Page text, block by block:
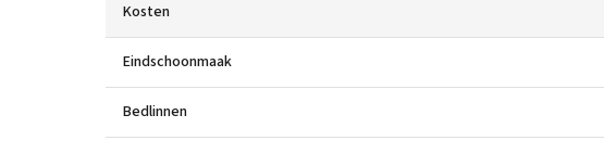
Kosten
Eindschoonmaak
Bedlinnen